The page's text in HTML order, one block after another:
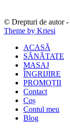
© Drepturi de autor -
Theme by Kriesi
ACASĂ
SĂNĂTATE
MASAJ
ÎNGRIJIRE
PROMOȚII
Contact
Coș
Contul meu
Blog